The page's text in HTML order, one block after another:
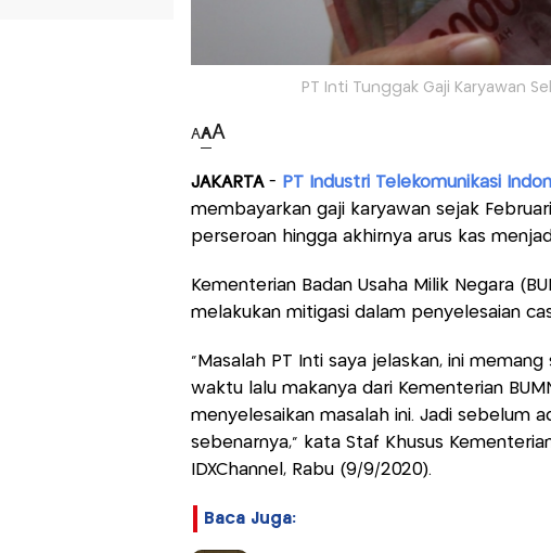
PT Inti Tunggak Gaji Karyawan
AAA
JAKARTA- PT Industri Telekomunikasi
membayarkan gaji karyawan sejak
perseroan hingga akhirnya arus kas
Kementerian Badan Usaha Milik Negara
melakukan mitigasi dalam penyelesaian
"Masalah PT Inti saya jelaskan, ini
waktu lalu makanya dari Kementerian
menyelesaikan masalah ini. Jadi sebelum
sebenarnya," kata Staf Khusus
IDXChannel, Rabu (9/9/2020).
Baca Juga: